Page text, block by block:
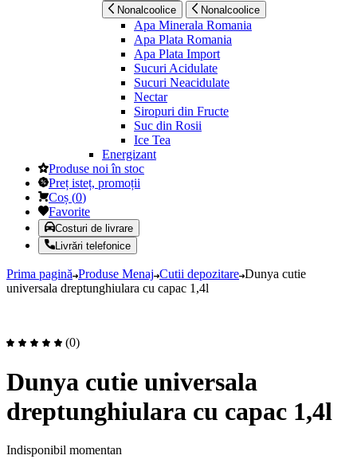
Nonalcoolice Nonalcoolice
Apa Minerala Romania
Apa Plata Romania
Apa Plata Import
Sucuri Acidulate
Sucuri Neacidulate
Nectar
Siropuri din Fructe
Suc din Rosii
Ice Tea
Energizant
Produse noi în stoc
Preț isteț, promoții
Coș (0)
Favorite
Costuri de livrare
Livrări telefonice
Prima pagină Produse Menaj Cutii depozitare Dunya cutie
universala dreptunghiulara cu capac 1,4l
(0)
Dunya cutie universala
dreptunghiulara cu capac 1,4l
Indisponibil momentan